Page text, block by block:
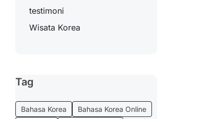
testimoni
Wisata Korea
Tag
Bahasa Korea
Bahasa Korea Online